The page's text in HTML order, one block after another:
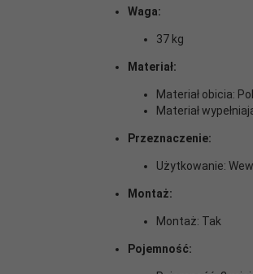
Waga:
37 kg
Materiał:
Materiał obicia:
Materiał
Przeznaczenie:
Użytkowanie:
Montaż:
Montaż: Tak
Pojemność: